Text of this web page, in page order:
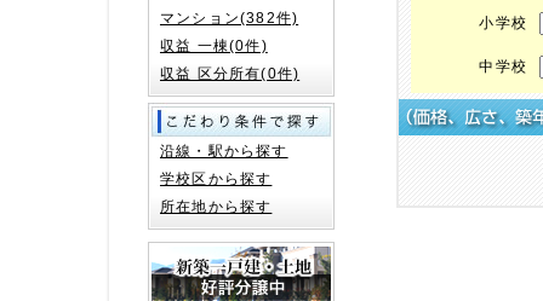
小学校
中学校
マンション(382件)
収益 一棟(0件)
収益 区分所有(0件)
沿線・駅から探す
学校区から探す
所在地から探す